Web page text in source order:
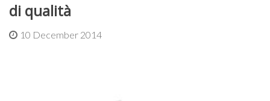
di qualità
10 December 2014